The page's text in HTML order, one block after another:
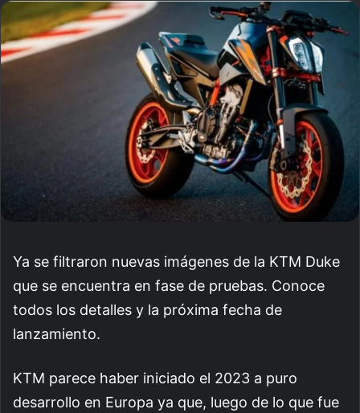
email
Ya se filtraron nuevas imágenes de la KTM Duke
que se encuentra en fase de pruebas. Conoce
todos los detalles y la próxima fecha de
lanzamiento.
KTM parece haber iniciado el 2023 a puro
desarrollo en Europa ya que, luego de lo que fue